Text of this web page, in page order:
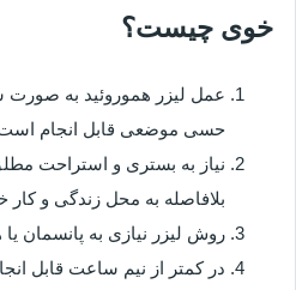
خوی چیست؟
عمل لیزر هموروئید به
حسی موضعی قابل انجام
نیاز به بستری و استراحت
بلافاصله به محل زندگی و کار
روش لیزر نیازی به پانسمان یا
در کمتر از نیم ساعت قابل